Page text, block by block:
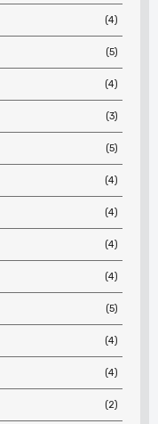
(4)
(5)
(4)
(3)
(5)
(4)
(4)
(4)
(4)
(5)
(4)
(4)
(2)